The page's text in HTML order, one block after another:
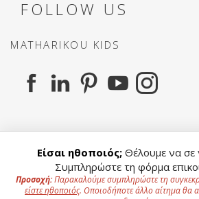
FOLLOW US
MATHARIKOU KIDS
MATHARIKOU AGENCY
Είσαι ηθοποιός;Θέλουμε να σε
Συμπληρώστε τη φόρμα
Προσοχή:Παρακαλούμε συμπληρώστε τη
είστε ηθοποιός. Οποιοδήποτε άλλο αίτημα θα
To offer a better experience to our